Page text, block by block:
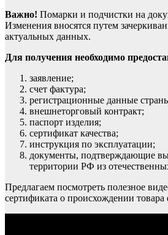
Важно! Помарки и подчистки на
Изменения вносятся путем
актуальных данных.
Для получения необходимо
заявление;
счет фактура;
регистрационные данные
внешнеторговый контракт;
паспорт изделия;
сертификат качества;
инструкция по эксплуатации;
документы, подтверждающие
территории РФ из
Предлагаем посмотреть полезное
сертификата о происхождении